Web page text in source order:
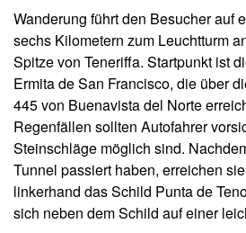
Wanderung führt den Besucher auf
sechs Kilometern zum Leuchtturm
Spitze von Teneriffa. Startpunkt ist
Ermita de San Francisco, die über
445 von Buenavista del Norte
Regenfällen sollten Autofahrer
Steinschläge möglich sind.
Tunnel passiert haben, erreichen
linkerhand das Schild Punta de
sich neben dem Schild auf einer